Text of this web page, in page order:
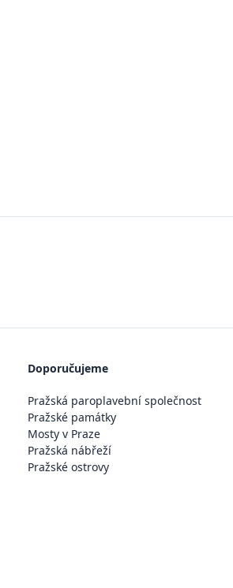
Doporučujeme
Pražská paroplavební společnost
Pražské památky
Mosty v Praze
Pražská nábřeží
Pražské ostrovy